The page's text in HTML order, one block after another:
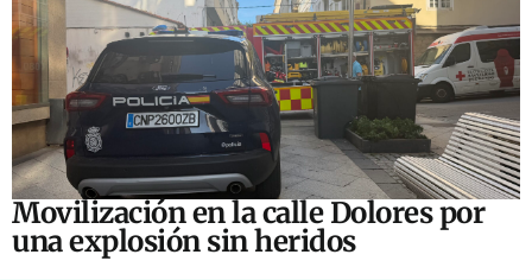
Movilización en la calle Dolores por
una explosión sin heridos